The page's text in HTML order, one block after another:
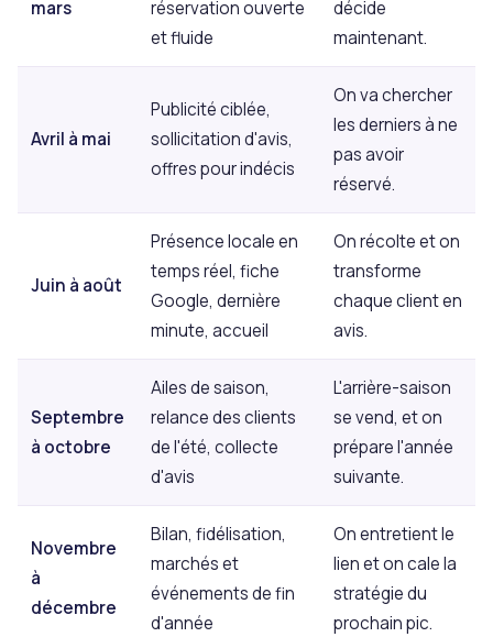
mars
réservation ouverte
et fluide
décide
maintenant.
Avril à mai
Publicité ciblée,
sollicitation d'avis,
offres pour indécis
On va chercher
les derniers à ne
pas avoir
réservé.
Juin à août
Présence locale en
temps réel, fiche
Google, dernière
minute, accueil
On récolte et on
transforme
chaque client en
avis.
Septembre
à octobre
Ailes de saison,
relance des clients
de l'été, collecte
d'avis
L'arrière-saison
se vend, et on
prépare l'année
suivante.
Novembre
à
décembre
Bilan, fidélisation,
marchés et
événements de fin
d'année
On entretient le
lien et on cale la
stratégie du
prochain pic.